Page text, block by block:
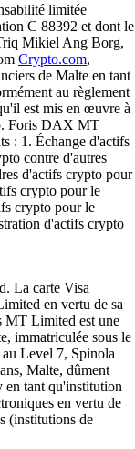
limitée
C 88392 et dont le
Mikiel Ang Borg,
Crypto.com,
de Malte en tant
au règlement
est mis en œuvre à
Foris DAX MT
: 1. Échange d'actifs
contre d'autres
d'actifs crypto pour
crypto pour le
crypto pour le
d'actifs crypto
La carte Visa
en vertu de sa
MT Limited est une
immatriculée sous le
Level 7, Spinola
Malte, dûment
en tant qu'institution
en vertu de
(institutions de